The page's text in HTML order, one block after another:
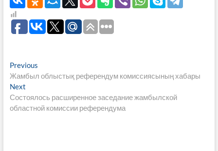
Навигация
по
записям
PreviousPrevious
post:
Жамбыл облыстық референдум комиссиясының хабары
NextNext
post:
Состоялось расширенное заседание жамбылской
областной комиссии референдума